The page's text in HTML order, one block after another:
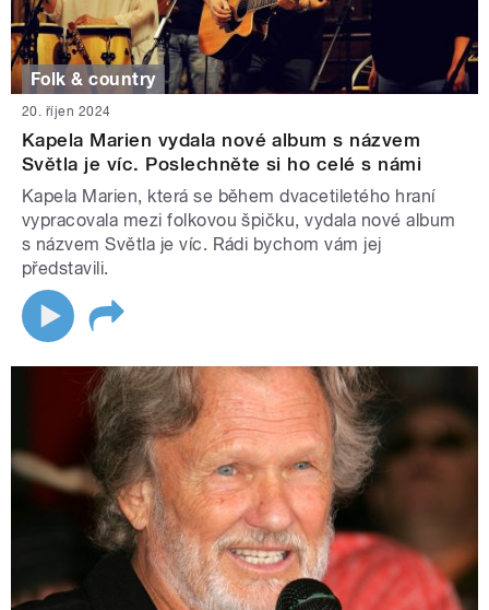
Folk & country
20. říjen 2024
Kapela Marien vydala nové album s názvem
Světla je víc. Poslechněte si ho celé s námi
Kapela Marien, která se během dvacetiletého hraní
vypracovala mezi folkovou špičku, vydala nové album
s názvem Světla je víc. Rádi bychom vám jej
představili.